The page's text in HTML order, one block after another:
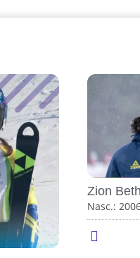
Zion
Nasc.: